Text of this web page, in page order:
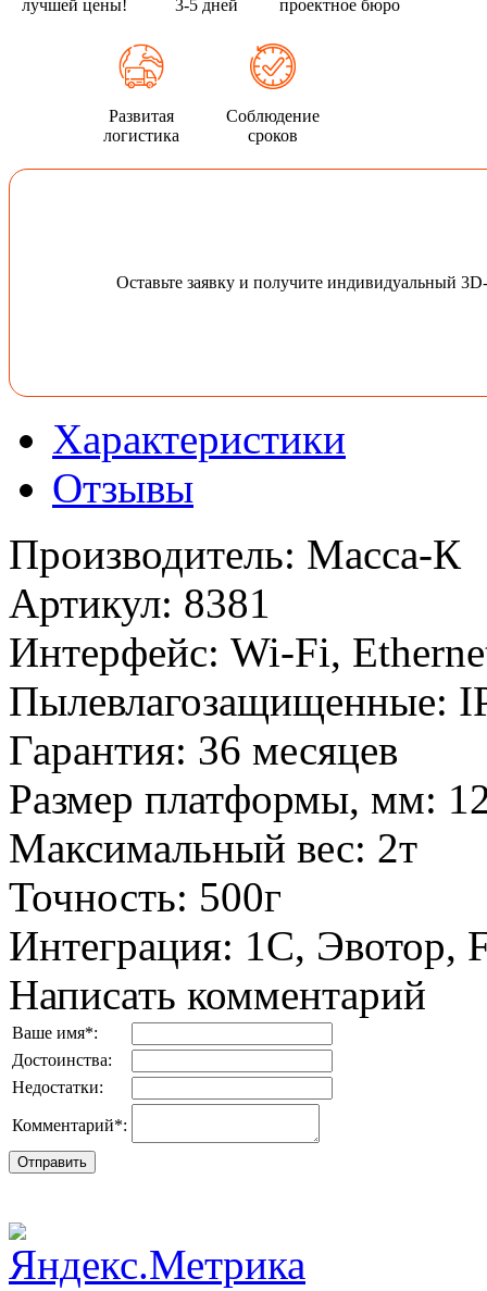
лучшей цены! 3-5 дней проектное бюро
Развитая
логистика
Соблюдение
сроков
Оставьте заявку и получите индивидуальный
Характеристики
Отзывы
Производитель: Масса-К
Артикул: 8381
Интерфейс: Wi-Fi,
Пылевлагозащищенные:
Гарантия: 36 месяцев
Размер платформы, мм:
Максимальный вес: 2т
Точность: 500г
Интеграция: 1С,
Написать комментарий
Ваше имя*:
Достоинства:
Недостатки:
Комментарий*: